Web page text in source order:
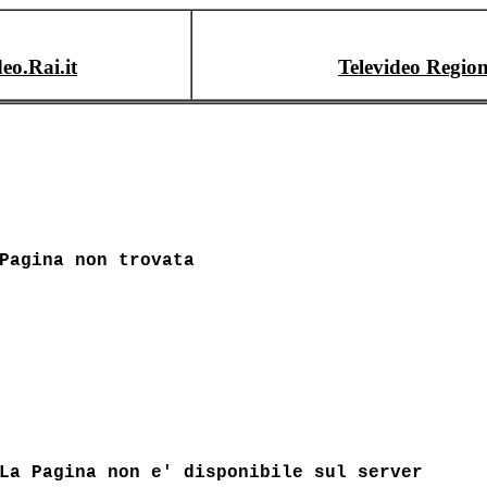
Televideo
Pagina non trovata
La Pagina non e' disponibile sul server